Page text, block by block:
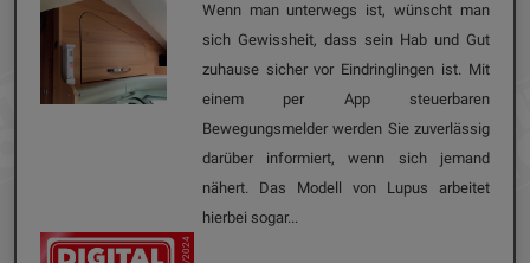
Wenn man unterwegs ist, wünscht man
sich Gewissheit, dass sein Hab und Gut
zuhause sicher vor Eindringlingen ist. Mit
einem per App steuerbaren
Bewegungsmelder werden Sie zuverlässig
darüber informiert, wenn sich jemand
nähert. Das Modell von Lupus arbeitet
hierbei sogar...
05/2024